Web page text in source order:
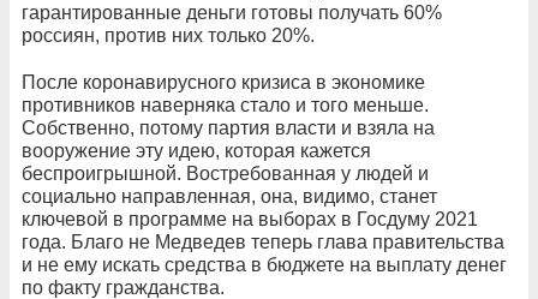
гарантированные деньги готовы получать 60%
россиян, против них только 20%.
После коронавирусного кризиса в экономике
противников наверняка стало и того меньше.
Собственно, потому партия власти и взяла на
вооружение эту идею, которая кажется
беспроигрышной. Востребованная у людей и
социально направленная, она, видимо, станет
ключевой в программе на выборах в Госдуму 2021
года. Благо не Медведев теперь глава правительства
и не ему искать средства в бюджете на выплату денег
по факту гражданства.